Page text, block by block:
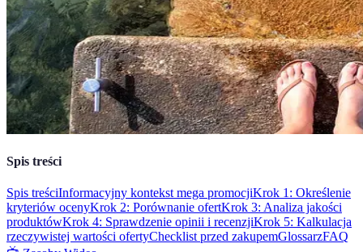
Spis treści
Spis treściInformacyjny kontekst mega promocjiKrok 1: Określenie
kryteriów ocenyKrok 2: Porównanie ofertKrok 3: Analiza jakości
produktówKrok 4: Sprawdzenie opinii i recenzjiKrok 5: Kalkulacja
rzeczywistej wartości ofertyChecklist przed zakupemGlossarzFAQ